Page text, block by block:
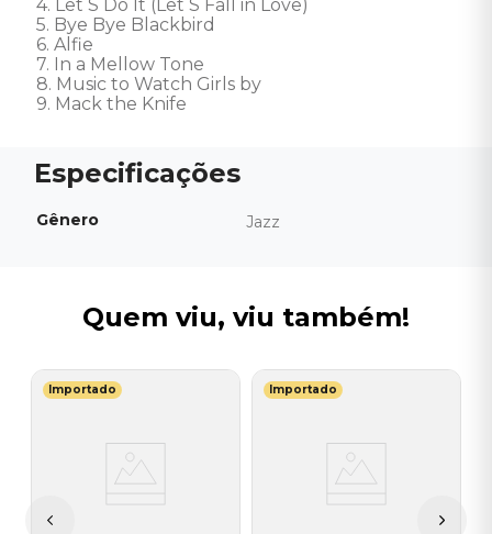
4. Let S Do It (Let S Fall in Love)
5. Bye Bye Blackbird
6. Alfie
7. In a Mellow Tone
8. Music to Watch Girls by
9. Mack the Knife
Gênero Jazz
Quem viu, viu também!
Importado Importado